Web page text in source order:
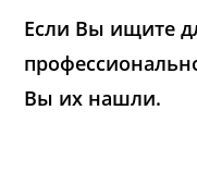
Если Вы ищите
Вы их нашли.